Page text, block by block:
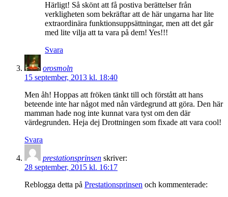
Härligt! Så skönt att få postiva berättelser från
verkligheten som bekräftar att de här ungarna har lite
extraordinära funktionsuppsättningar, men att det går
med lite vilja att ta vara på dem! Yes!!!
Svara
orosmoln
15 september, 2013 kl. 18:40
Men åh! Hoppas att fröken tänkt till och förstått att hans
beteende inte har något med nån värdegrund att göra. Den här
mamman hade nog inte kunnat vara tyst om den där
värdegrunden. Heja dej Drottningen som fixade att vara cool!
Svara
prestationsprinsen skriver:
28 september, 2015 kl. 16:17
Reblogga detta på Prestationsprinsen och kommenterade: